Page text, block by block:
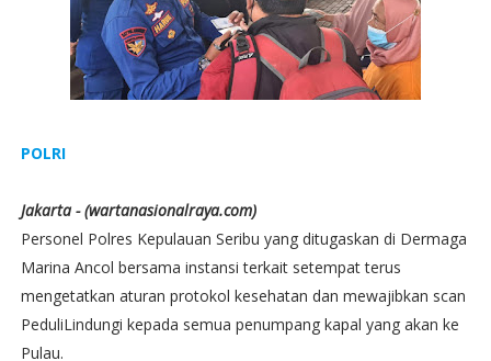
POLRI
Jakarta - (wartanasionalraya.com)
Personel Polres Kepulauan Seribu yang ditugaskan di Dermaga
Marina Ancol bersama instansi terkait setempat terus
mengetatkan aturan protokol kesehatan dan mewajibkan scan
PeduliLindungi kepada semua penumpang kapal yang akan ke
Pulau.